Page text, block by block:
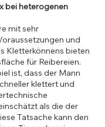
bei heterogenen
mit sehr
und
Kletterkönnens bieten
für Reibereien.
ist, dass der Mann
klettert und
als die der
Tatsache kann den